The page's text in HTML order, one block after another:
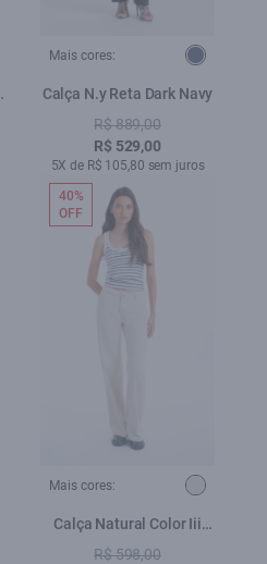
Mais cores:
Calça N.y Reta Dark Navy
R$ 889,00
R$ 529,00
5X de R$ 105,80 sem juros
Mais cores:
Calça Natural Color Iii
Faca Natural
R$ 598,00
40%
OFF